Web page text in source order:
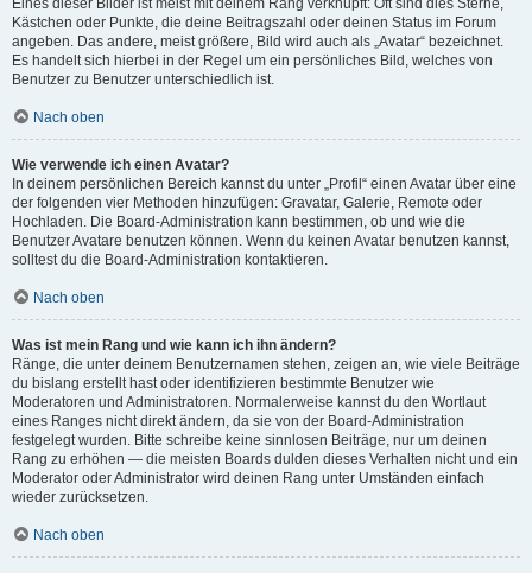
Eines dieser Bilder ist meist mit deinem Rang verknüpft: Oft sind dies Sterne,
Kästchen oder Punkte, die deine Beitragszahl oder deinen Status im Forum
angeben. Das andere, meist größere, Bild wird auch als „Avatar“ bezeichnet.
Es handelt sich hierbei in der Regel um ein persönliches Bild, welches von
Benutzer zu Benutzer unterschiedlich ist.
Nach oben
Wie verwende ich einen Avatar?
In deinem persönlichen Bereich kannst du unter „Profil“ einen Avatar über eine
der folgenden vier Methoden hinzufügen: Gravatar, Galerie, Remote oder
Hochladen. Die Board-Administration kann bestimmen, ob und wie die
Benutzer Avatare benutzen können. Wenn du keinen Avatar benutzen kannst,
solltest du die Board-Administration kontaktieren.
Nach oben
Was ist mein Rang und wie kann ich ihn ändern?
Ränge, die unter deinem Benutzernamen stehen, zeigen an, wie viele Beiträge
du bislang erstellt hast oder identifizieren bestimmte Benutzer wie
Moderatoren und Administratoren. Normalerweise kannst du den Wortlaut
eines Ranges nicht direkt ändern, da sie von der Board-Administration
festgelegt wurden. Bitte schreibe keine sinnlosen Beiträge, nur um deinen
Rang zu erhöhen — die meisten Boards dulden dieses Verhalten nicht und ein
Moderator oder Administrator wird deinen Rang unter Umständen einfach
wieder zurücksetzen.
Nach oben